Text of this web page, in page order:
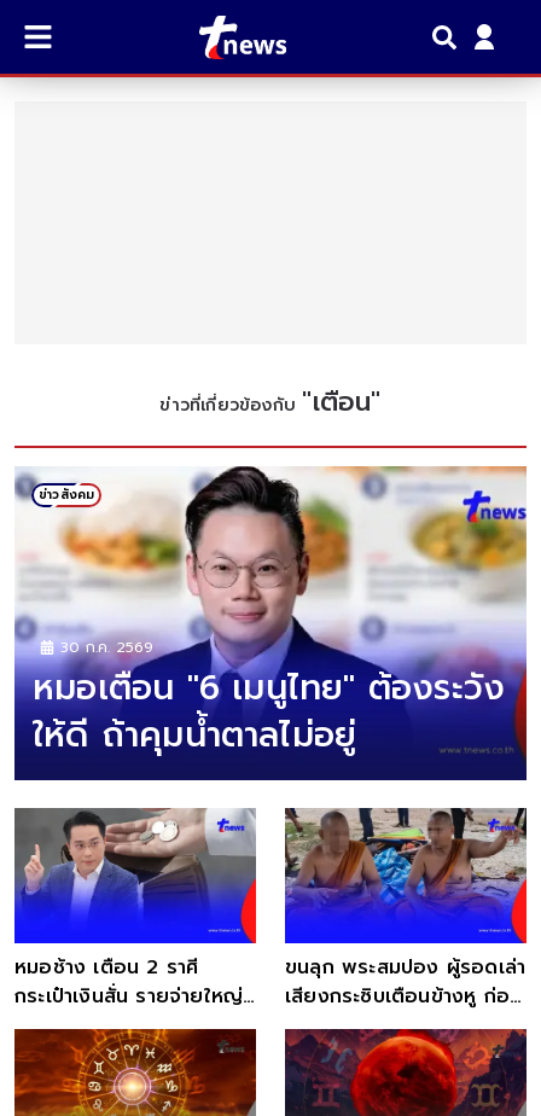
ข่าวที่เกี่ยวข้องกับ "เตือน"
ข่าวสังคม
30 ก.ค. 2569
หมอเตือน "6 เมนูไทย" ต้องระวัง
ให้ดี ถ้าคุมน้ำตาลไม่อยู่
หมอช้าง เตือน 2 ราศี
กระเป๋าเงินสั่น รายจ่ายใหญ่
ไม่คาดคิดจะเข้ามา
ขนลุก พระสมปอง ผู้รอดเล่า
เสียงกระซิบเตือนข้างหู ก่อน
ขบวนโดนชน